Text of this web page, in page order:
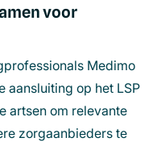
voor
Medimo
aansluiting op het LSP
artsen om relevante
zorgaanbieders te